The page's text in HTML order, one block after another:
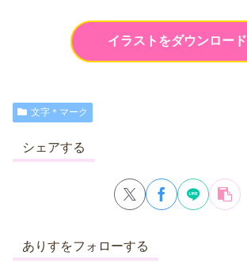
イラストをダウンロード
文字＊マーク
シェアする
ありすをフォローする